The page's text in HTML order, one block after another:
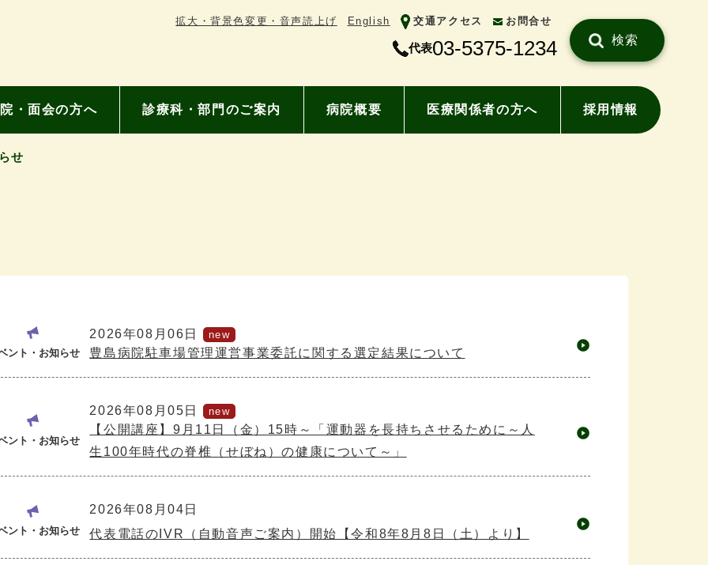
拡大・背景色変更・音声読上げ English 交通アクセス お問合せ
代表03-5375-1234 検索
・面会の方へ 診療科・部門のご案内 病院概要 医療関係者の方へ 採用情報
せ
ント・お知らせ
2026年08月06日
豊島病院駐車場管理運営事業委託に関する選定結果について
ント・お知らせ
2026年08月05日
【公開講座】9月11日（金）15時～「運動器を長持ちさせるために～人
生100年時代の脊椎（せぼね）の健康について～」
ント・お知らせ
2026年08月04日
代表電話のIVR（自動音声ご案内）開始【令和8年8月8日（土）より】